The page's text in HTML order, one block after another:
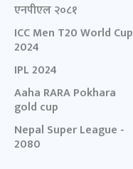
एनपीएल २०८१
ICC Men T20 World Cup
2024
IPL 2024
Aaha RARA Pokhara
gold cup
Nepal Super League -
2080